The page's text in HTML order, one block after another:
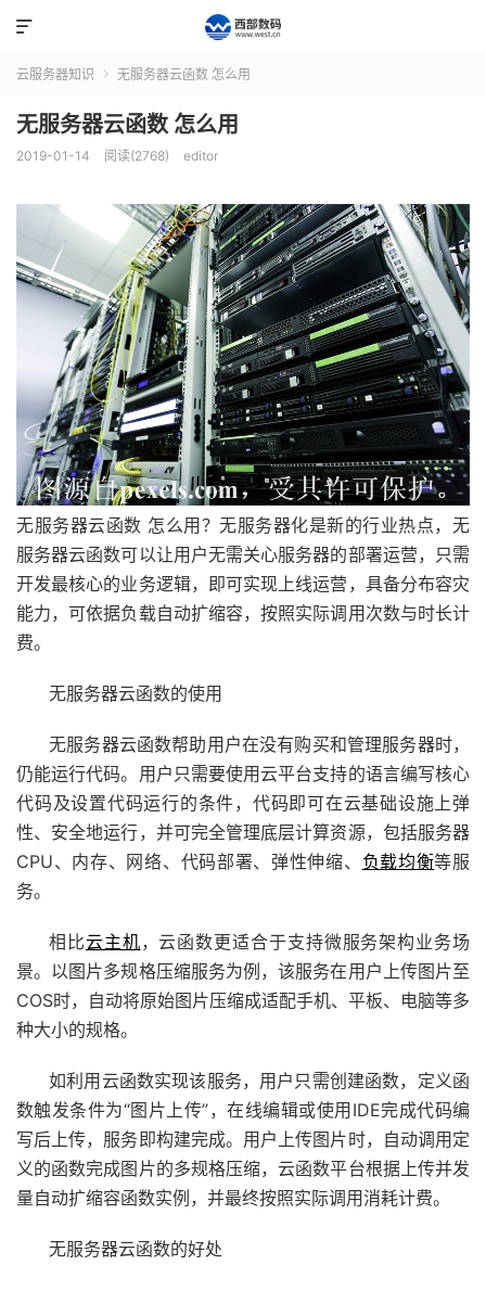

云服务器知识  无服务器云函数 怎么用
无服务器云函数 怎么用
2019-01-14 阅读(2768) editor
无服务器云函数 怎么用？无服务器化是新的行业热点，无
服务器云函数可以让用户无需关心服务器的部署运营，只需
开发最核心的业务逻辑，即可实现上线运营，具备分布容灾
能力，可依据负载自动扩缩容，按照实际调用次数与时长计
费。
无服务器云函数的使用
无服务器云函数帮助用户在没有购买和管理服务器时，
仍能运行代码。用户只需要使用云平台支持的语言编写核心
代码及设置代码运行的条件，代码即可在云基础设施上弹
性、安全地运行，并可完全管理底层计算资源，包括服务器
CPU、内存、网络、代码部署、弹性伸缩、 负载均衡等服
务。
相比云主机，云函数更适合于支持微服务架构业务场
景。以图片多规格压缩服务为例，该服务在用户上传图片至
COS时，自动将原始图片压缩成适配手机、平板、电脑等多
种大小的规格。
如利用云函数实现该服务，用户只需创建函数，定义函
数触发条件为“图片上传”，在线编辑或使用IDE完成代码编
写后上传，服务即构建完成。用户上传图片时，自动调用定
义的函数完成图片的多规格压缩，云函数平台根据上传并发
量自动扩缩容函数实例，并最终按照实际调用消耗计费。
无服务器云函数的好处